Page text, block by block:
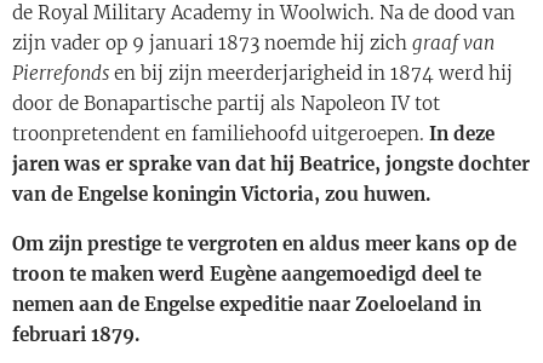
de Royal Military Academy in Woolwich. Na de dood van
zijn vader op 9 januari 1873 noemde hij zich graaf van
Pierrefonds en bij zijn meerderjarigheid in 1874 werd hij
door de Bonapartische partij als Napoleon IV tot
troonpretendent en familiehoofd uitgeroepen. In deze
jaren was er sprake van dat hij Beatrice, jongste dochter
van de Engelse koningin Victoria, zou huwen.
Om zijn prestige te vergroten en aldus meer kans op de
troon te maken werd Eugène aangemoedigd deel te
nemen aan de Engelse expeditie naar Zoeloeland in
februari 1879.